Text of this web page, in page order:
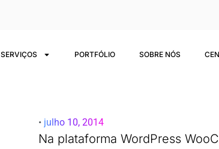
SERVIÇOS PORTFÓLIO SOBRE NÓS
• julho 10, 2014
Na plataforma WordPress